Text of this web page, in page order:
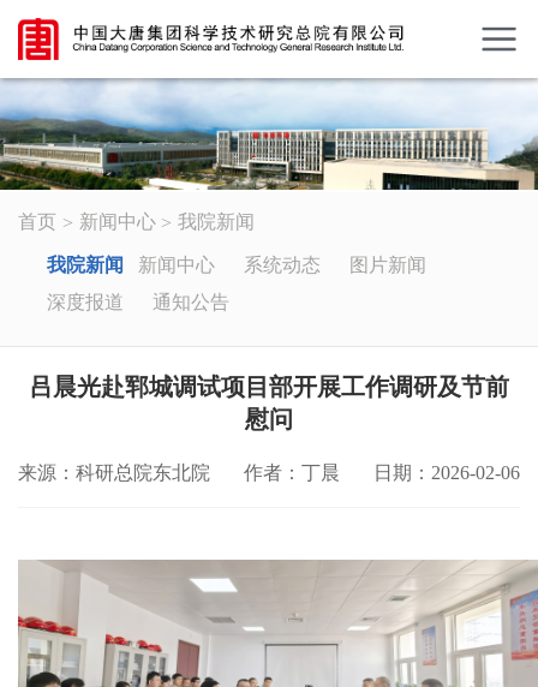
首页 新闻中心 我院新闻
我院新闻 新闻中心 系统动态
图片新闻
深度报道
通知公告
吕晨光赴郓城调试项目部开展工作调研及节前
慰问
来源：科研总院东北院 作者：丁晨 日期：2026-02-06